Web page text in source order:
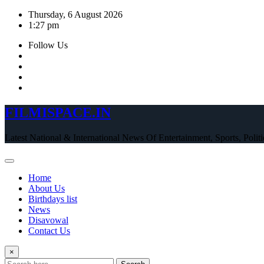
Skip
Thursday, 6 August 2026
1:27 pm
Follow Us
FILMISPACE.IN
Latest National & International News Of Entertainment, Sports,
Home
About Us
Birthdays list
News
Disavowal
Contact Us
×